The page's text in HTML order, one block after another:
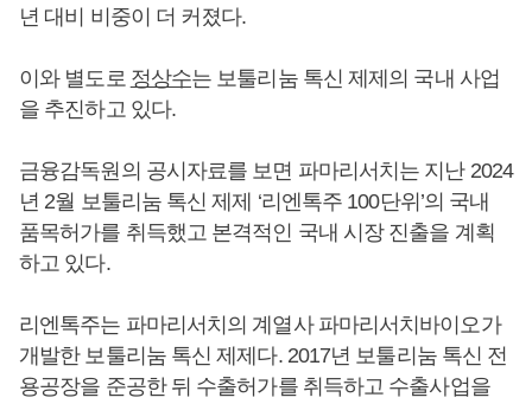
년 대비 비중이 더 커졌다.
이와 별도로 정상수는 보툴리눔 톡신 제제의 국내 사업
을 추진하고 있다.
금융감독원의 공시자료를 보면 파마리서치는 지난 2024
년 2월 보툴리눔 톡신 제제 ‘리엔톡주 100단위’의 국내
품목허가를 취득했고 본격적인 국내 시장 진출을 계획
하고 있다.
리엔톡주는 파마리서치의 계열사 파마리서치바이오가
개발한 보툴리눔 톡신 제제다. 2017년 보툴리눔 톡신 전
용공장을 준공한 뒤 수출허가를 취득하고 수출사업을